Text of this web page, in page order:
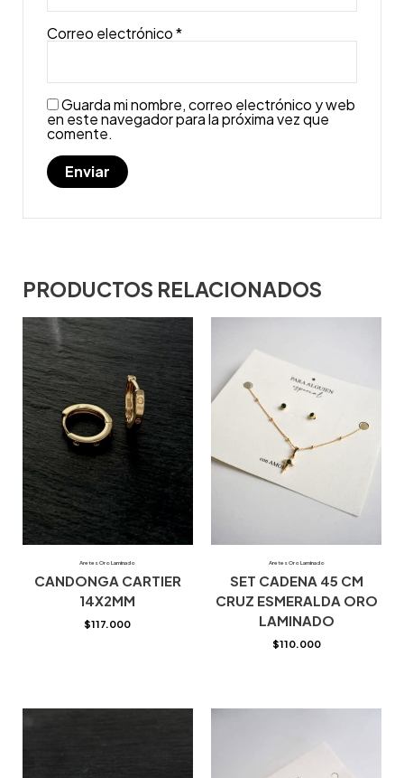
Correo electrónico*
Guarda mi nombre, correo electrónico y web
en este navegador para la próxima vez que
comente.
PRODUCTOS RELACIONADOS
Aretes Oro Laminado
CANDONGA CARTIER
14X2MM
$117.000
Aretes Oro Laminado
SET CADENA 45 CM
CRUZ ESMERALDA ORO
LAMINADO
$110.000